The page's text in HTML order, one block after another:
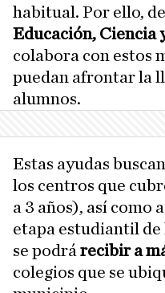
habitual. Por ello,
Educación, Ciencia
colabora con estos
puedan afrontar la
alumnos.
Estas ayudas
los centros que
a 3 años), así como
etapa estudiantil de
se podrá recibir a
colegios que se